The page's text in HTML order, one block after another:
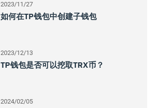
2023/11/27
如何在TP钱包中创建子钱包
2023/12/13
TP钱包是否可以挖取TRX币？
2024/02/05